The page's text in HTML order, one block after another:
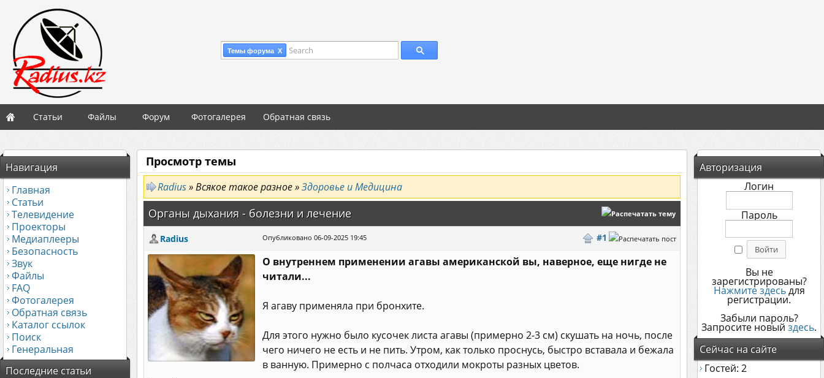
Темы форума X Search
Статьи Файлы Форум Фотогалерея Обратная связь
Навигация
Главная
Статьи
Телевидение
Проекторы
Медиаплееры
Безопасность
Звук
Файлы
FAQ
Фотогалерея
Обратная связь
Каталог ссылок
Поиск
Генеральная
Последние статьи
Авторизация
Логин
Пароль
Вы не
зарегистрированы?
Нажмите здесьдля
регистрации.
Забыли пароль?
Запросите новый здесь.
Сейчас на сайте
Гостей: 2
Просмотр темы
Radius» Всякое такое разное »Здоровье и Медицина
Органы дыхания - болезни и лечение
Radius #1
Опубликовано 06-09-2025 19:45
О внутреннем применении агавы американской вы, наверное, еще нигде не
читали...
Я агаву применяла при бронхите.
Для этого нужно было кусочек листа агавы (примерно 2-3 см) скушать на ночь, после
чего ничего не есть и не пить. Утром, как только проснусь, быстро вставала и бежала
в ванную. Примерно с полчаса отходили мокроты разных цветов.